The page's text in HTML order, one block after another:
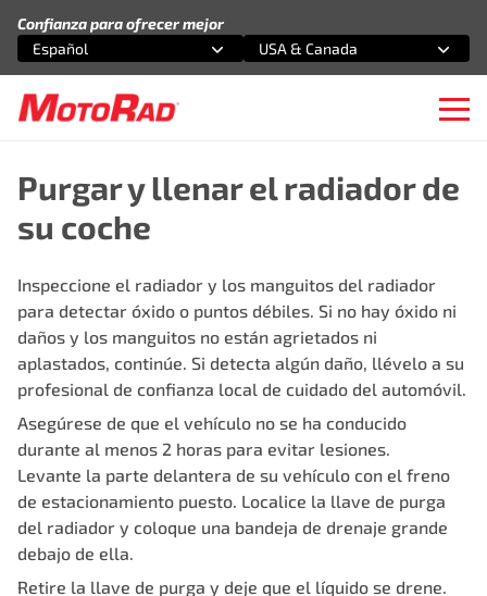
Confianza para ofrecer mejor
Selecciona una opción
Español
Selecciona una opción
USA & Canada
Purgar y llenar el radiador de
su coche
Inspeccione el radiador y los manguitos del radiador
para detectar óxido o puntos débiles. Si no hay óxido ni
daños y los manguitos no están agrietados ni
aplastados, continúe. Si detecta algún daño, llévelo a su
profesional de confianza local de cuidado del automóvil.
Asegúrese de que el vehículo no se ha conducido
durante al menos 2 horas para evitar lesiones.
Levante la parte delantera de su vehículo con el freno
de estacionamiento puesto. Localice la llave de purga
del radiador y coloque una bandeja de drenaje grande
debajo de ella.
Retire la llave de purga y deje que el líquido se drene.